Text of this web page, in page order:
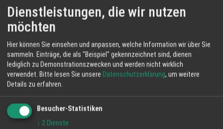
KONTAKT INFORMATIONEN
HappyTime24 Services GmbH
Lindenweg 23
61231 Bad Nauheim
Telefax: 06032 84 590
Dienstleistungen, die wir nutzen
möchten
Hier können Sie einsehen und anpassen, welche Information wir über Sie
sammeln. Einträge, die als "Beispiel" gekennzeichnet sind, dienen
lediglich zu Demonstrationszwecken und werden nicht wirklich
verwendet. Bitte lesen Sie unsere Datenschutzerklärung, um weitere
Details zu erfahren.
Besucher-Statistiken
↓ 2 Dienste